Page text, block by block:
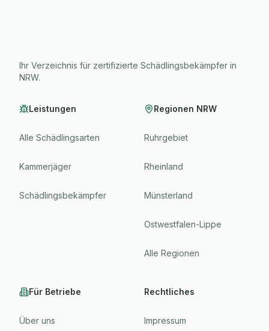
Ihr Verzeichnis für zertifizierte Schädlingsbekämpfer in
NRW.
Leistungen
Alle Schädlingsarten
Kammerjäger
Schädlingsbekämpfer
Regionen NRW
Ruhrgebiet
Rheinland
Münsterland
Ostwestfalen-Lippe
Alle Regionen
Für Betriebe
Über uns
Rechtliches
Impressum